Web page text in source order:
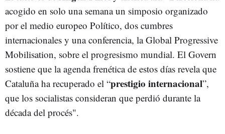
acogido en solo una semana un simposio organizado
por el medio europeo Político, dos cumbres
internacionales y una conferencia, la Global Progressive
Mobilisation, sobre el progresismo mundial. El Govern
sostiene que la agenda frenética de estos días revela que
Cataluña ha recuperado el “prestigio internacional”,
que los socialistas consideran que perdió durante la
década del procés".